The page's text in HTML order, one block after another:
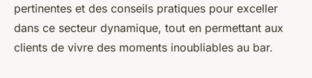
pertinentes et des conseils pratiques pour exceller
dans ce secteur dynamique, tout en permettant aux
clients de vivre des moments inoubliables au bar.